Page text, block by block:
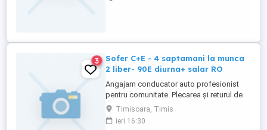
3
Sofer C+E - 4 saptamani la munca
2 liber- 90E diurna+ salar RO
Angajam conducator auto profesionist
pentru comunitate. Plecarea și returul de
pe comunitate se face cu microbuzul
firmei. Program de lucru: 4 săptămâni la
munca- 2 săptămâni liber(salariul pe țară
Timisoara, Timis
ieri 16:30